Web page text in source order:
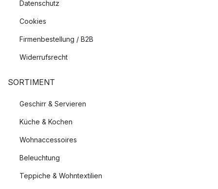
Datenschutz
Cookies
Firmenbestellung / B2B
Widerrufsrecht
SORTIMENT
Geschirr & Servieren
Küche & Kochen
Wohnaccessoires
Beleuchtung
Teppiche & Wohntextilien